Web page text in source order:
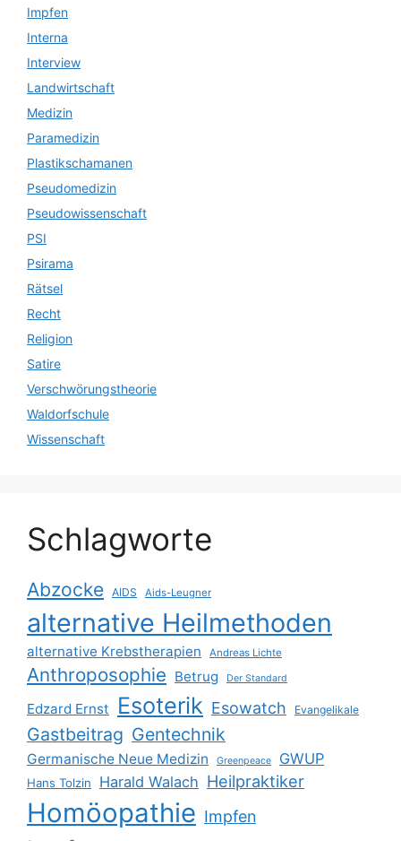
Impfen
Interna
Interview
Landwirtschaft
Medizin
Paramedizin
Plastikschamanen
Pseudomedizin
Pseudowissenschaft
PSI
Psirama
Rätsel
Recht
Religion
Satire
Verschwörungstheorie
Waldorfschule
Wissenschaft
Schlagworte
Abzocke AIDS Aids-Leugner
alternative Heilmethoden
alternative Krebstherapien Andreas Lichte
Anthroposophie Betrug Der Standard
Edzard Ernst Esoterik Esowatch Evangelikale
Gastbeitrag Gentechnik
Germanische Neue Medizin Greenpeace GWUP
Hans Tolzin Harald Walach Heilpraktiker
Homöopathie Impfen